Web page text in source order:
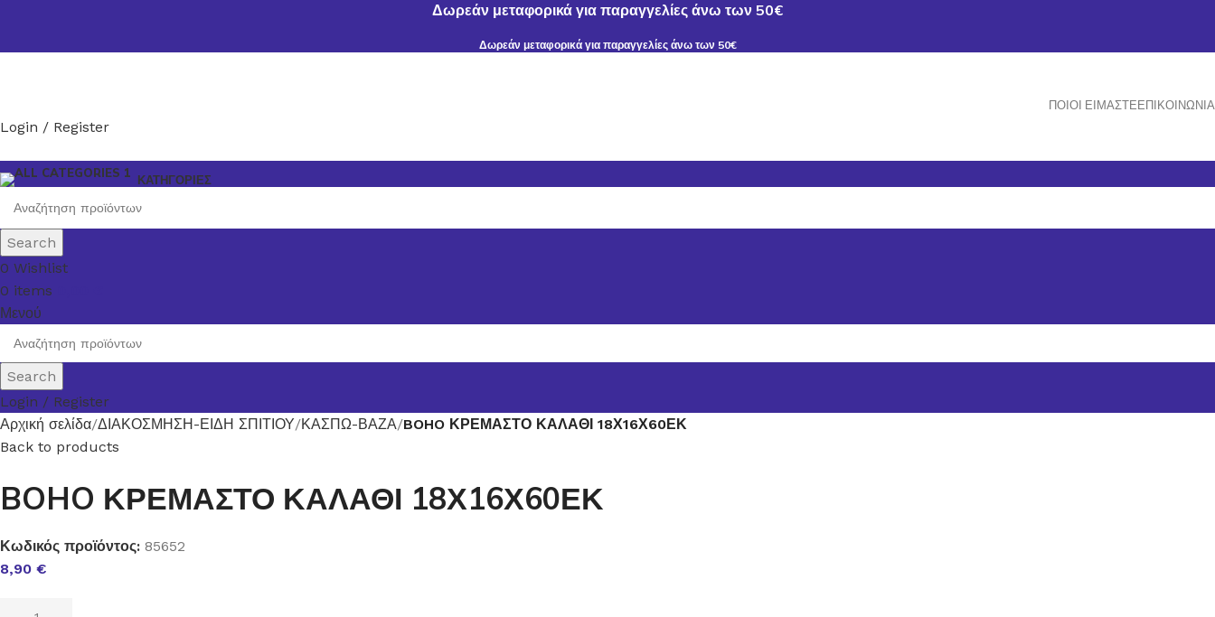
Δωρεάν μεταφορικά για παραγγελίες άνω των 50€
Δωρεάν μεταφορικά για παραγγελίες άνω των 50€
ΠΟΙΟΙ ΕΊΜΑΣΤΕΕΠΙΚΟΙΝΩΝΊΑ
Login / Register
ΚΑΤΗΓΟΡΙΕΣ
Search
0 Wishlist
0 items
Μενού
Search
Login / Register
Αρχική σελίδα ΔΙΑΚΟΣΜΗΣΗ-ΕΙΔΗ ΣΠΙΤΙΟΥ ΚΑΣΠΩ-ΒΑΖΑ BOHO ΚΡΕΜΑΣΤΟ ΚΑΛΑΘΙ 18Χ16Χ60ΕΚ
Back to products
BOHO ΚΡΕΜΑΣΤΟ ΚΑΛΑΘΙ 18Χ16Χ60ΕΚ
Κωδικός προϊόντος: 85652
8,90 €